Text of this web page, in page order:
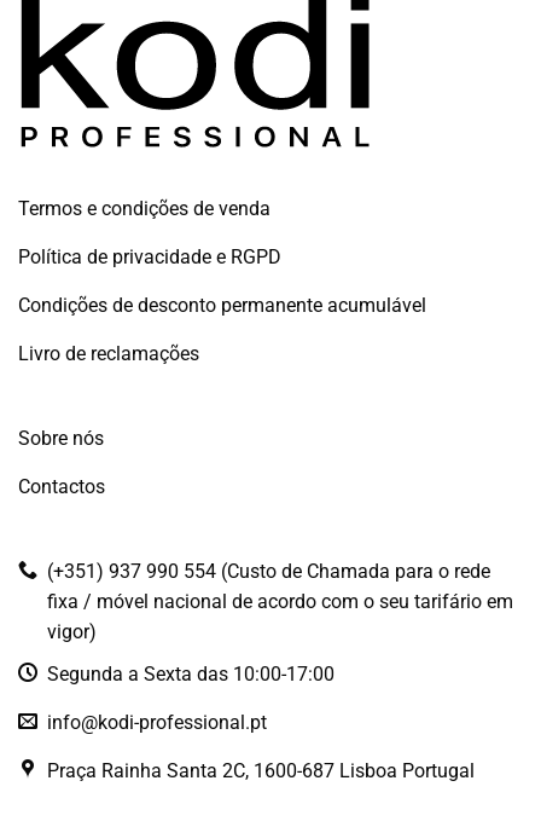
Termos e condições de venda
Política de privacidade e RGPD
Condições de desconto permanente acumulável
Livro de reclamações
Sobre nós
Contactos
(+351) 937 990 554 (Custo de Chamada para o rede
fixa / móvel nacional de acordo com o seu tarifário em
vigor)
Segunda a Sexta das 10:00-17:00
info@kodi-professional.pt
Praça Rainha Santa 2C, 1600-687 Lisboa Portugal